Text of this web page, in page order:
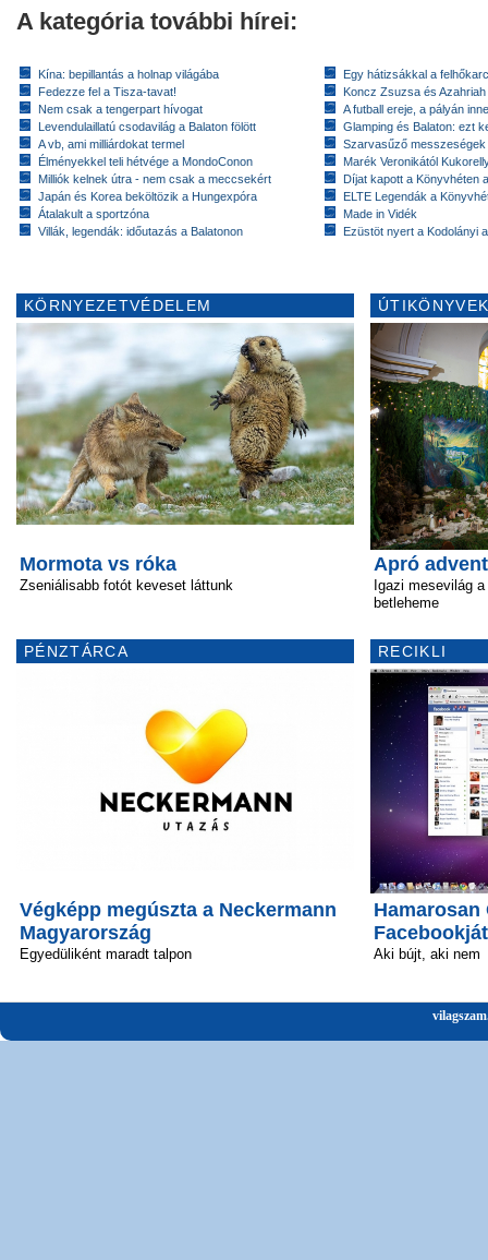
A kategória további hírei:
Kína: bepillantás a holnap világába
Fedezze fel a Tisza-tavat!
Nem csak a tengerpart hívogat
Levendulaillatú csodavilág a Balaton fölött
A vb, ami milliárdokat termel
Élményekkel teli hétvége a MondoConon
Milliók kelnek útra - nem csak a meccsekért
Japán és Korea beköltözik a Hungexpóra
Átalakult a sportzóna
Villák, legendák: időutazás a Balatonon
Egy hátizsákkal a
Koncz Zsuzsa és
A futball ereje, a pályán
Glamping és Balaton: ezt
Szarvasűző messzeségek
Marék Veronikától
Díjat kapott a Könyvhéten
ELTE Legendák a
Made in Vidék
Ezüstöt nyert a Kodolányi
KÖRNYEZETVÉDELEM
Mormota vs róka
Zseniálisabb fotót keveset láttunk
PÉNZTÁRCA
Végképp megúszta a Neckermann
Magyarország
Egyedüliként maradt talpon
Apró
Igazi mesevilág
betleheme
RECIKLI
Aki bújt, aki nem